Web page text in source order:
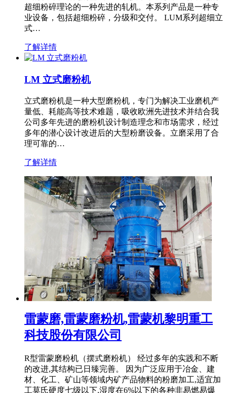
超细粉碎理论的一种先进的轧机。本系列产品是一种专
业设备，包括超细粉碎，分级和交付。 LUM系列超细立
式…
了解详情
LM 立式磨粉机
立式磨粉机是一种大型磨粉机，专门为解决工业磨机产
量低、耗能高等技术难题，吸收欧洲先进技术并结合我
公司多年先进的磨粉机设计制造理念和市场需求，经过
多年的潜心设计改进后的大型粉磨设备。立磨采用了合
理可靠的…
了解详情
雷蒙磨,雷蒙磨粉机,雷蒙机黎明重工
科技股份有限公司
R型雷蒙磨粉机（摆式磨粉机） 经过多年的实践和不断
的改进,其结构已日臻完善。 因为广泛应用于冶金、建
材、化工、矿山等领域内矿产品物料的粉磨加工,适宜加
工莫氏硬度七级以下,湿度在6%以下的各种非易燃易爆